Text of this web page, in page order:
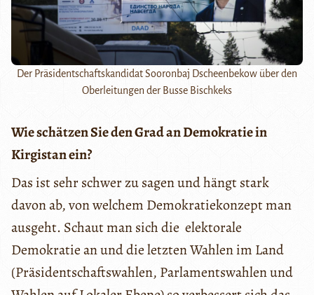
Der Präsidentschaftskandidat Sooronbaj Dscheenbekow über den
Oberleitungen der Busse Bischkeks
Wie schätzen Sie den Grad an Demokratie in
Kirgistan ein?
Das ist sehr schwer zu sagen und hängt stark
davon ab, von welchem Demokratiekonzept man
ausgeht. Schaut man sich die elektorale
Demokratie an und die letzten Wahlen im Land
(Präsidentschaftswahlen, Parlamentswahlen und